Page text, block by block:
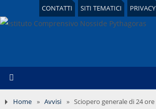
CONTATTI SITI TEMATICI PRIVACY
Home » Avvisi » Sciopero generale di 24 ore